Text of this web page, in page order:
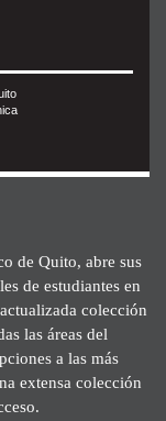
de Quito, abre sus
de estudiantes en
colección
las áreas del
a las más
extensa colección